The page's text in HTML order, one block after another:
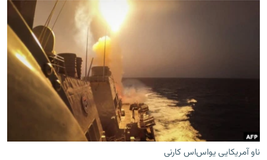
زبان‌های دیگر
ناو آمریکایی یواس‌اس کارنی